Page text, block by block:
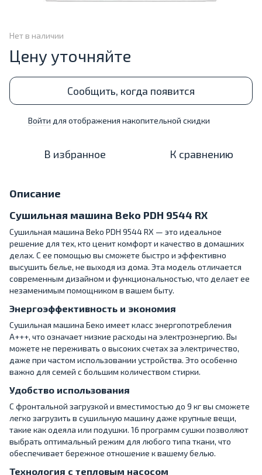
Нет в наличии
Цену уточняйте
Сообщить, когда появится
Войти для отображения накопительной скидки
В избранное К сравнению
Описание
Сушильная машина Beko PDH 9544 RX
Сушильная машина Beko PDH 9544 RX — это идеальное
решение для тех, кто ценит комфорт и качество в домашних
делах. С ее помощью вы сможете быстро и эффективно
высушить белье, не выходя из дома. Эта модель отличается
современным дизайном и функциональностью, что делает ее
незаменимым помощником в вашем быту.
Энергоэффективность и экономия
Сушильная машина Беко имеет класс энергопотребления
A+++, что означает низкие расходы на электроэнергию. Вы
можете не переживать о высоких счетах за электричество,
даже при частом использовании устройства. Это особенно
важно для семей с большим количеством стирки.
Удобство использования
С фронтальной загрузкой и вместимостью до 9 кг вы сможете
легко загрузить в сушильную машину даже крупные вещи,
такие как одеяла или подушки. 16 программ сушки позволяют
выбрать оптимальный режим для любого типа ткани, что
обеспечивает бережное отношение к вашему белью.
Технология с тепловым насосом